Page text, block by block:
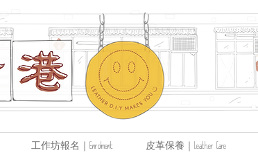
工作坊報名｜Enrolment 皮革保養｜Leather Care